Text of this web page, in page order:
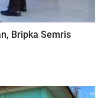
Bripka Semris